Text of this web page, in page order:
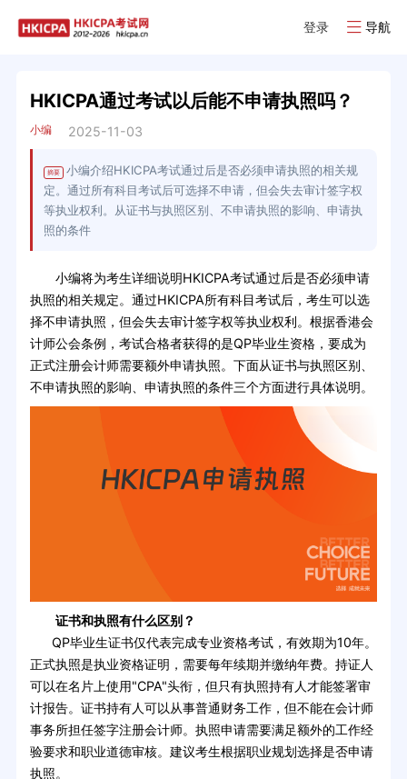
登录 导航
HKICPA通过考试以后能不申请执照吗？
小编 2025-11-03
摘要
小编介绍HKICPA考试通过后是否必须申请执照的相关规
定。通过所有科目考试后可选择不申请，但会失去审计签字权
等执业权利。从证书与执照区别、不申请执照的影响、申请执
照的条件
小编将为考生详细说明HKICPA考试通过后是否必须申请
执照的相关规定。通过HKICPA所有科目考试后，考生可以选
择不申请执照，但会失去审计签字权等执业权利。根据香港会
计师公会条例，考试合格者获得的是QP毕业生资格，要成为
正式注册会计师需要额外申请执照。下面从证书与执照区别、
不申请执照的影响、申请执照的条件三个方面进行具体说明。
证书和执照有什么区别？
QP毕业生证书仅代表完成专业资格考试，有效期为10年。
正式执照是执业资格证明，需要每年续期并缴纳年费。持证人
可以在名片上使用"CPA"头衔，但只有执照持有人才能签署审
计报告。证书持有人可以从事普通财务工作，但不能在会计师
事务所担任签字注册会计师。执照申请需要满足额外的工作经
验要求和职业道德审核。建议考生根据职业规划选择是否申请
执照。